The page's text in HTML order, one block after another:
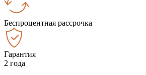
Беспроцентная рассрочка
Гарантия
2 года